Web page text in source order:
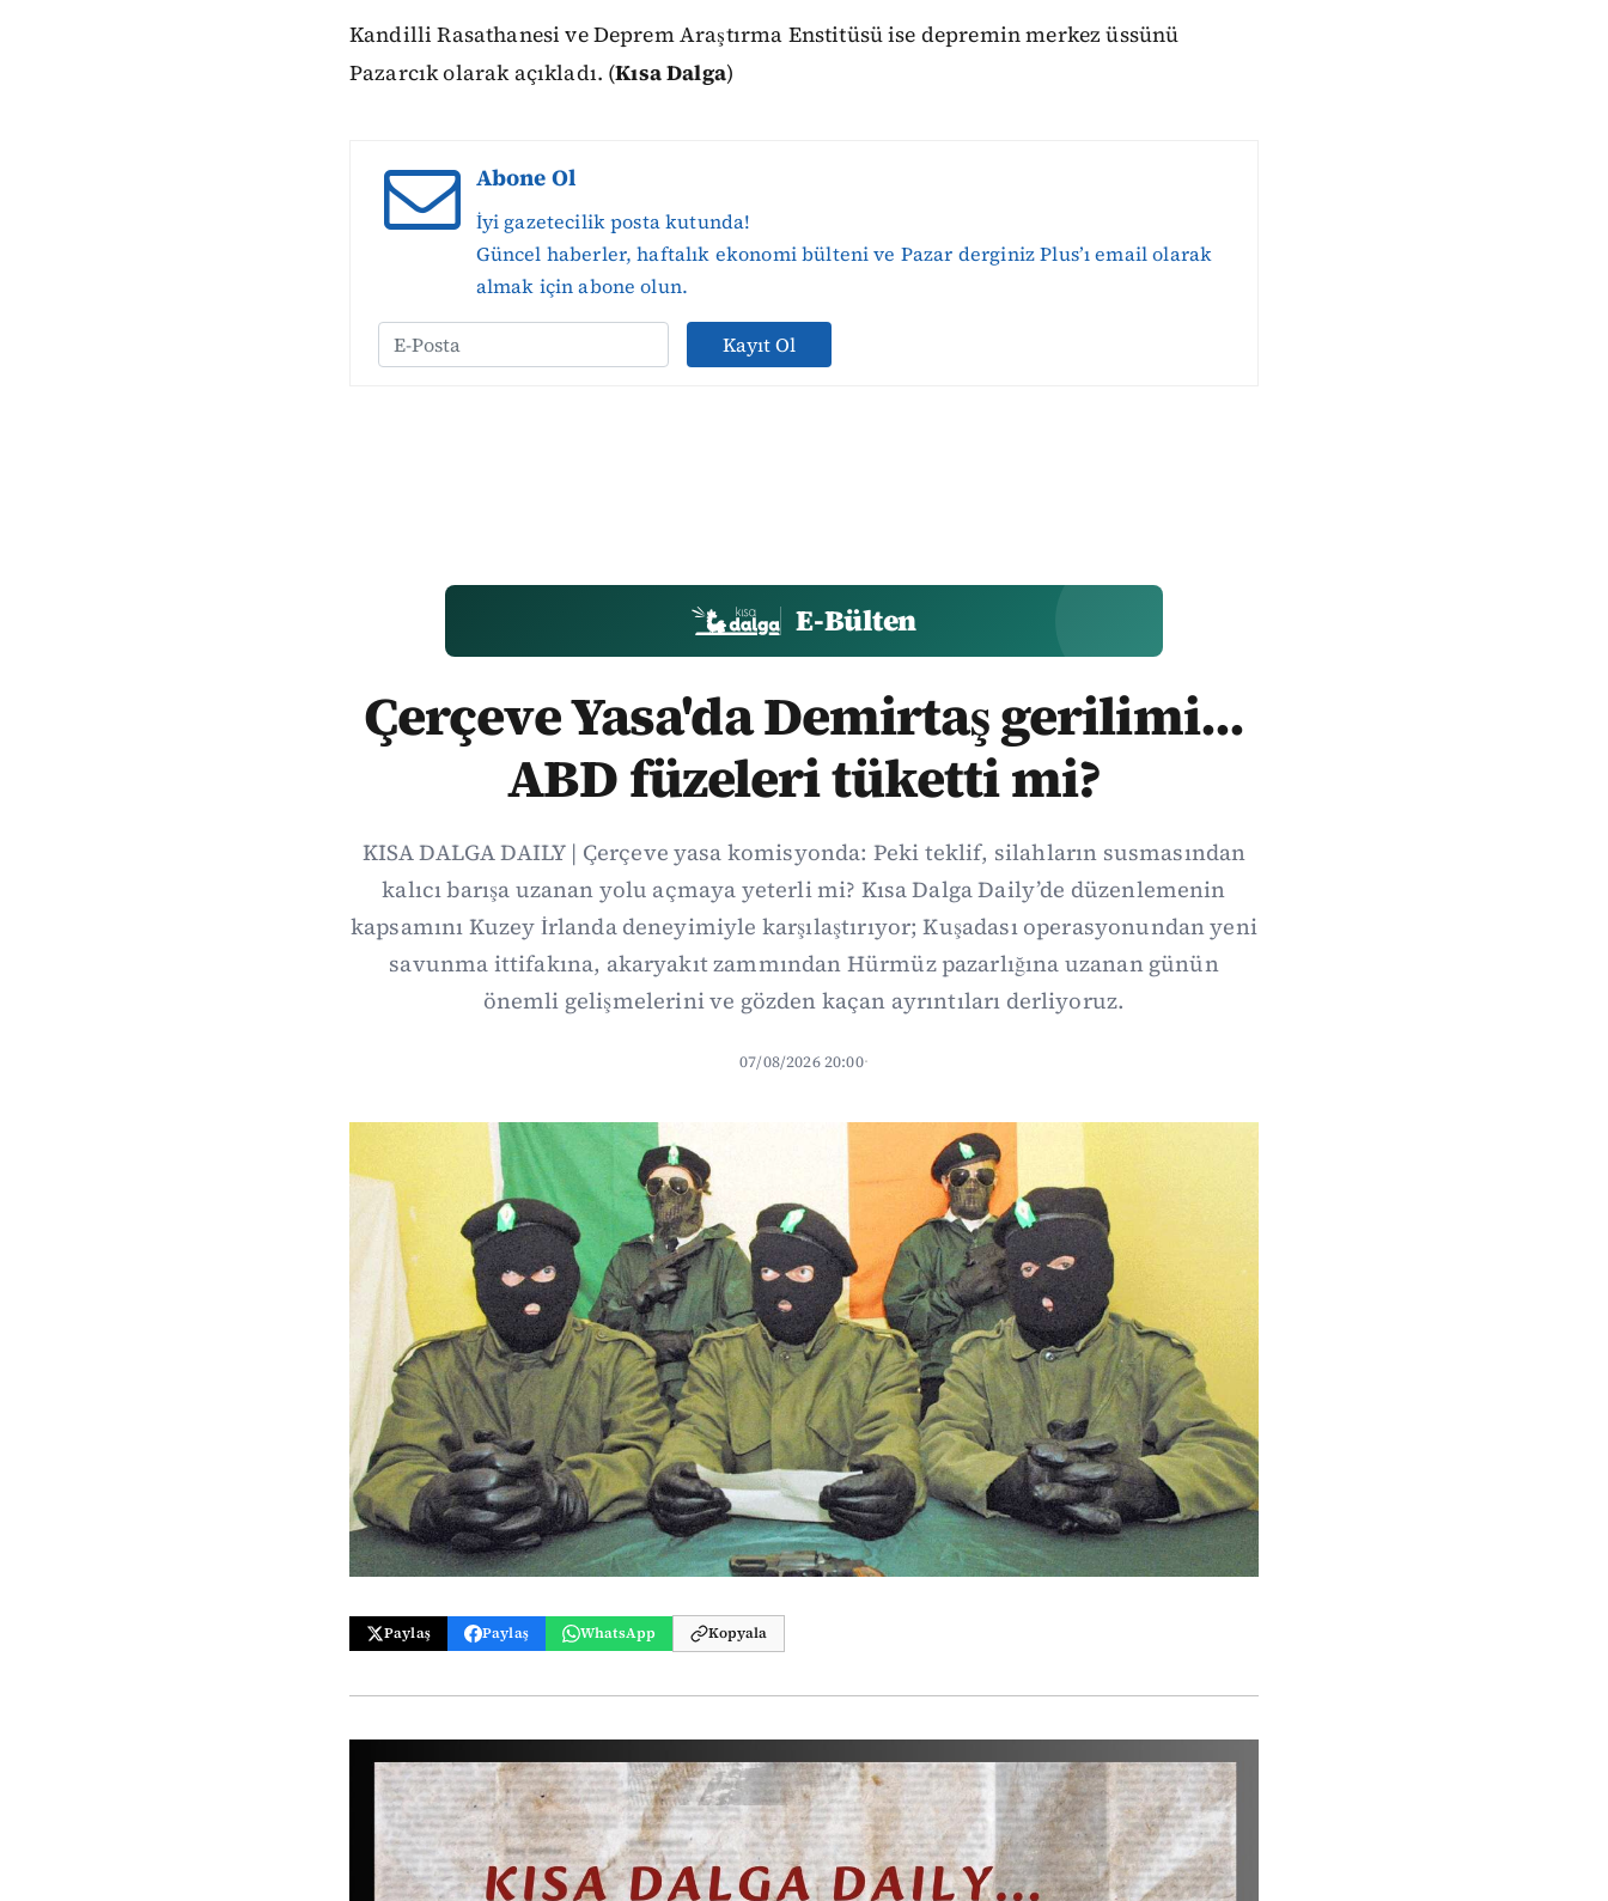
Kandilli Rasathanesi ve Deprem Araştırma Enstitüsü ise depremin merkez üssünü
Pazarcık olarak açıkladı. (Kısa Dalga)
Abone Ol
İyi gazetecilik posta kutunda!
Güncel haberler, haftalık ekonomi bülteni ve Pazar derginiz Plus’ı email olarak
almak için abone olun.
Kayıt Ol
E-Bülten
Çerçeve Yasa'da Demirtaş gerilimi...
ABD füzeleri tüketti mi?
KISA DALGA DAILY | Çerçeve yasa komisyonda: Peki teklif, silahların susmasından
kalıcı barışa uzanan yolu açmaya yeterli mi? Kısa Dalga Daily’de düzenlemenin
kapsamını Kuzey İrlanda deneyimiyle karşılaştırıyor; Kuşadası operasyonundan yeni
savunma ittifakına, akaryakıt zammından Hürmüz pazarlığına uzanan günün
önemli gelişmelerini ve gözden kaçan ayrıntıları derliyoruz.
07/08/2026 20:00·
Paylaş Paylaş WhatsApp Kopyala